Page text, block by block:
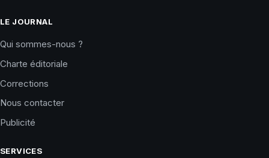
LE JOURNAL
Qui sommes-nous ?
Charte éditoriale
Corrections
Nous contacter
Publicité
SERVICES